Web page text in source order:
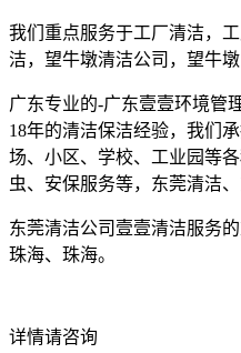
我们重点服务于工厂清洁，
洁，望牛墩清洁公司，望牛
广东专业的-广东壹壹环境管
18年的清洁保洁经验，我们
场、小区、学校、工业园等
虫、安保服务等，东莞清洁、
东莞清洁公司壹壹清洁服务
珠海、珠海。
详情请咨询